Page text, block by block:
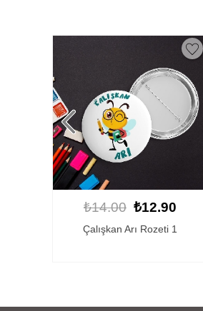
₺14.00 ₺12.90
Deneme Sınavı Şampiyonu 1